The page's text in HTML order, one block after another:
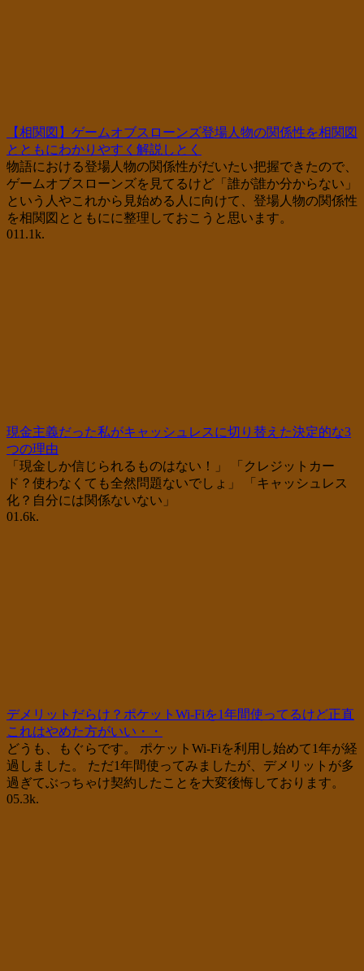
【相関図】ゲームオブスローンズ登場人物の関係性を相関図
とともにわかりやすく解説しとく
物語における登場人物の関係性がだいたい把握できたので、
ゲームオブスローンズを見てるけど「誰が誰か分からない」
という人やこれから見始める人に向けて、登場人物の関係性
を相関図とともにに整理しておこうと思います。
011.1k.
現金主義だった私がキャッシュレスに切り替えた決定的な3
つの理由
「現金しか信じられるものはない！」 「クレジットカー
ド？使わなくても全然問題ないでしょ」 「キャッシュレス
化？自分には関係ないない」
01.6k.
デメリットだらけ？ポケットWi-Fiを1年間使ってるけど正直
これはやめた方がいい・・
どうも、もぐらです。 ポケットWi-Fiを利用し始めて1年が経
過しました。 ただ1年間使ってみましたが、デメリットが多
過ぎてぶっちゃけ契約したことを大変後悔しております。
05.3k.